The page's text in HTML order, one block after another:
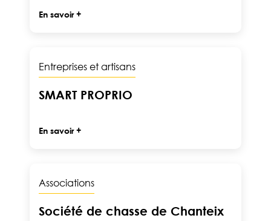
En savoir +
Entreprises et artisans
SMART PROPRIO
En savoir +
Associations
Société de chasse de Chanteix